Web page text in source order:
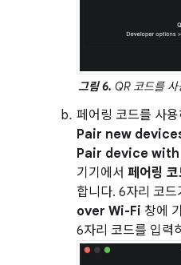
그림 6. QR 코드를
페어링 코드를 사
Pair new
Pair device
기기에서 페어링
합니다. 6자리 코
over Wi-Fi 창에
6자리 코드를 입력